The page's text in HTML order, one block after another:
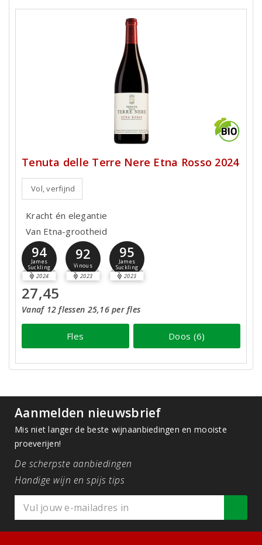
Tenuta delle Terre Nere Etna Rosso 2024
Vol, verfijnd
Kracht én elegantie
Van Etna-grootheid
94
James
Suckling
2024
92
Vinous
2023
95
James
Suckling
2023
27,45
Vanaf 12 flessen 25,16 per fles
Fles Doos (6)
Aanmelden nieuwsbrief
Mis niet langer de beste wijnaanbiedingen en mooiste
proeverijen!
De scherpste aanbiedingen
Handige wijn en spijs tips